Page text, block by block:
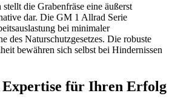
die Grabenfräse eine äußerst
dar. Die GM 1 Allrad Serie
bei minimaler
des Naturschutzgesetzes. Die robuste
bewähren sich selbst bei Hindernissen
für Ihren Erfolg